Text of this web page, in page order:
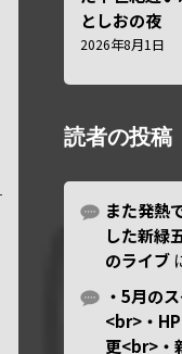
としおの夜
2026年8月1日
読者の投稿
また発熱
した新緑
のライブ
・5月の
<br>・
更<br>・